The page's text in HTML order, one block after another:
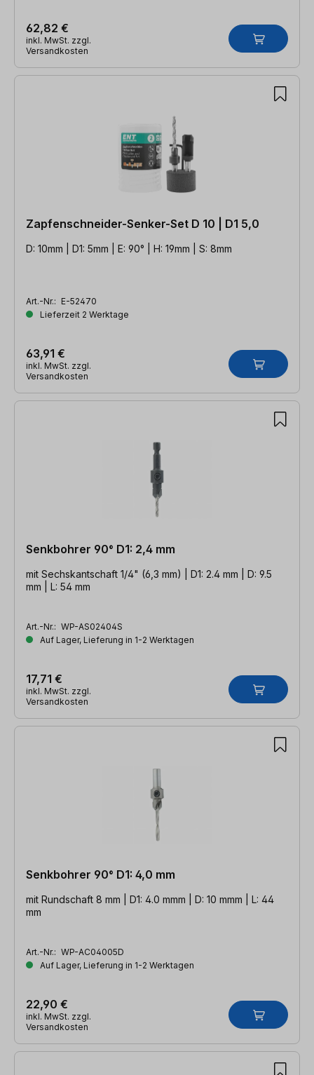
62,82 €
inkl. MwSt. zzgl.
Versandkosten
Zapfenschneider-Senker-Set D 10 | D1 5,0
D: 10mm | D1: 5mm | E: 90° | H: 19mm | S: 8mm
Art.-Nr.: E-52470
Lieferzeit 2 Werktage
63,91 €
inkl. MwSt. zzgl.
Versandkosten
Senkbohrer 90° D1: 2,4 mm
mit Sechskantschaft 1/4" (6,3 mm) | D1: 2.4 mm | D: 9.5
mm | L: 54 mm
Art.-Nr.: WP-AS02404S
Auf Lager, Lieferung in 1-2 Werktagen
17,71 €
inkl. MwSt. zzgl.
Versandkosten
Senkbohrer 90° D1: 4,0 mm
mit Rundschaft 8 mm | D1: 4.0 mmm | D: 10 mmm | L: 44
mm
Art.-Nr.: WP-AC04005D
Auf Lager, Lieferung in 1-2 Werktagen
22,90 €
inkl. MwSt. zzgl.
Versandkosten